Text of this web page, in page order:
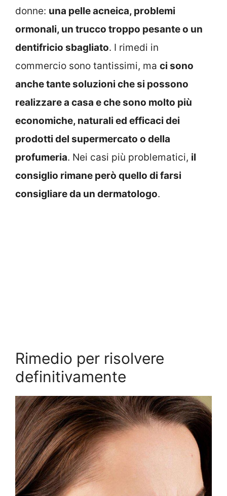
donne: una pelle acneica, problemi
ormonali, un trucco troppo pesante o un
dentifricio sbagliato. I rimedi in
commercio sono tantissimi, ma ci sono
anche tante soluzioni che si possono
realizzare a casa e che sono molto più
economiche, naturali ed efficaci dei
prodotti del supermercato o della
profumeria. Nei casi più problematici, il
consiglio rimane però quello di farsi
consigliare da un dermatologo.
Rimedio per risolvere
definitivamente